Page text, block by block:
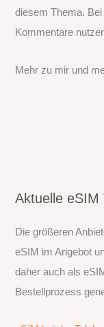
diesem Thema.
Kommentare
Mehr zu mir und
Aktuelle eSIM
Die größeren
eSIM im Angebot
daher auch als
Bestellprozess